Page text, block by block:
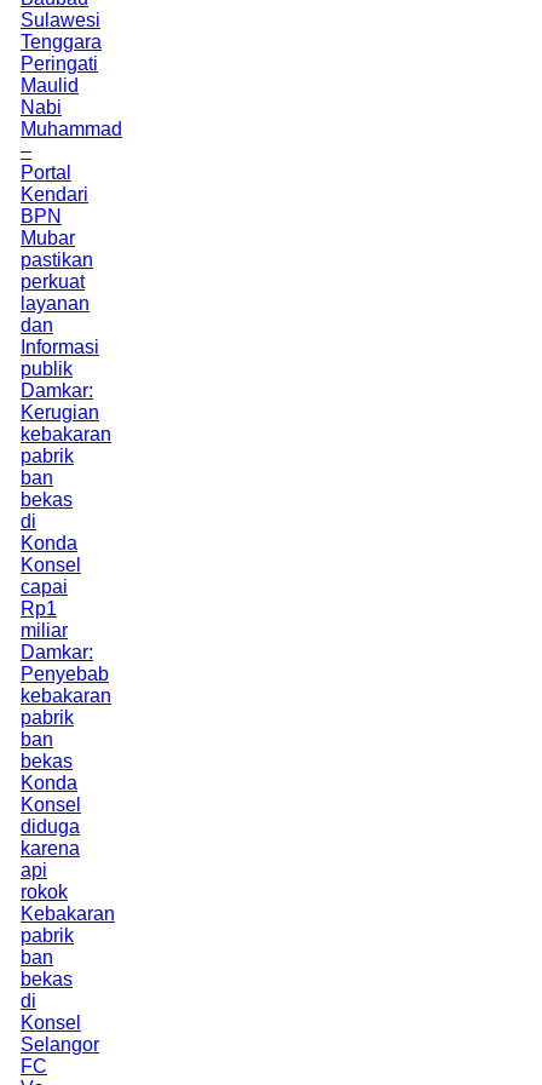
Sulawesi
Tenggara
Peringati
Maulid
Nabi
Muhammad
–
Portal
Kendari
BPN
Mubar
pastikan
perkuat
layanan
dan
Informasi
publik
Damkar:
Kerugian
kebakaran
pabrik
ban
bekas
di
Konda
Konsel
capai
Rp1
miliar
Damkar:
Penyebab
kebakaran
pabrik
ban
bekas
Konda
Konsel
diduga
karena
api
rokok
Kebakaran
pabrik
ban
bekas
di
Konsel
Selangor
FC